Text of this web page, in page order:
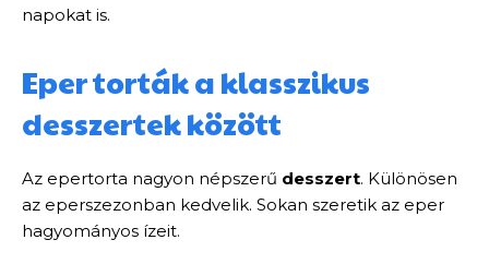
napokat is.
Eper torták a klasszikus
desszertek között
Az epertorta nagyon népszerű desszert. Különösen
az eperszezonban kedvelik. Sokan szeretik az eper
hagyományos ízeit.